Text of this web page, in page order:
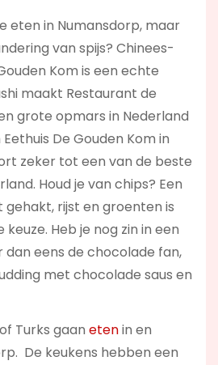
eten in Numansdorp, maar
van spijs? Chinees-
Kom is een echte
maakt Restaurant de
grote opmars in Nederland
De Gouden Kom in
zeker tot een van de beste
Houd je van chips? Een
rijst en groenten is
Heb je nog zin in een
eens de chocolade fan,
met chocolade saus en
Turks gaan etenin en
De keukens hebben een